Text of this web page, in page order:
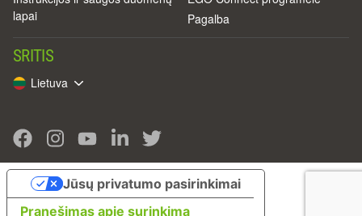
lapai
Pagalba
SRITIS
Lietuva
Pranešimas apie surinkimą
Jūsų privatumo pasirinkimai